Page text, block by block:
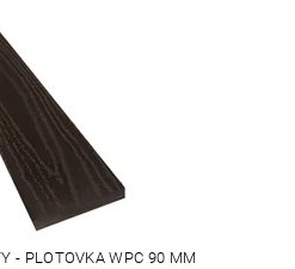
- PLOTOVKA WPC 90 MM